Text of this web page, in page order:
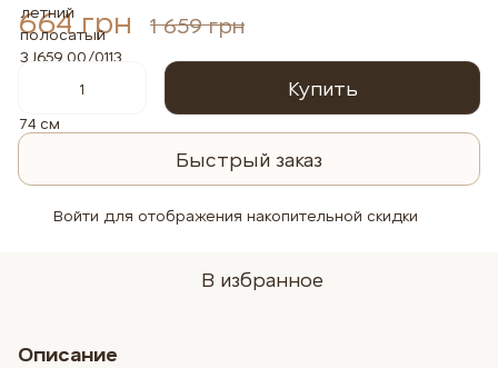
664 грн 1 659 грн
Купить
Быстрый заказ
Войти для отображения накопительной скидки
В избранное
Описание